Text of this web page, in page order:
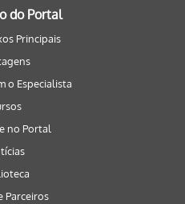
do Portal
Principais
o Especialista
no Portal
Parceiros